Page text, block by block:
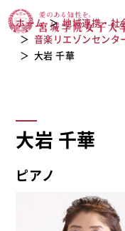
大岩 千華
ホーム 地域連携・社
音楽リエゾンセンタ
大岩 千華
大岩 千華
ピアノ